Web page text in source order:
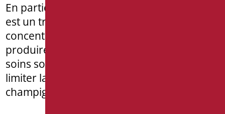
En particulier, ce processus antibactérien
est un traitement spécial qui combat la
concentration bactérienne qui peut se
produire sur les surfaces métalliques. Ces
soins sont spécifiquement formulés pour
limiter la prolifération des bactéries,
champignons et algues.